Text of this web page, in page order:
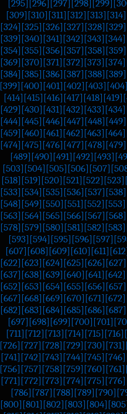
[295] [296] [297] [298] [299]
[309] [310] [311] [312] [313] [314]
[324] [325] [326] [327] [328] [329]
[339] [340] [341] [342] [343] [344]
[354] [355] [356] [357] [358] [359]
[369] [370] [371] [372] [373] [374]
[384] [385] [386] [387] [388] [389]
[399] [400] [401] [402] [403]
[414] [415] [416] [417] [418] [419]
[429] [430] [431] [432] [433] [434]
[444] [445] [446] [447] [448] [449]
[459] [460] [461] [462] [463] [464]
[474] [475] [476] [477] [478] [479]
[489] [490] [491] [492] [493]
[503] [504] [505] [506] [507]
[518] [519] [520] [521] [522] [523]
[533] [534] [535] [536] [537] [538]
[548] [549] [550] [551] [552] [553]
[563] [564] [565] [566] [567] [568]
[578] [579] [580] [581] [582] [583]
[593] [594] [595] [596] [597]
[607] [608] [609] [610] [611]
[622] [623] [624] [625] [626] [627]
[637] [638] [639] [640] [641] [642]
[652] [653] [654] [655] [656] [657]
[667] [668] [669] [670] [671] [672]
[682] [683] [684] [685] [686] [687]
[697] [698] [699] [700] [701]
[711] [712] [713] [714] [715] [716]
[726] [727] [728] [729] [730] [731]
[741] [742] [743] [744] [745] [746]
[756] [757] [758] [759] [760] [761]
[771] [772] [773] [774] [775] [776]
[786] [787] [788] [789] [790]
[800] [801] [802] [803] [804]